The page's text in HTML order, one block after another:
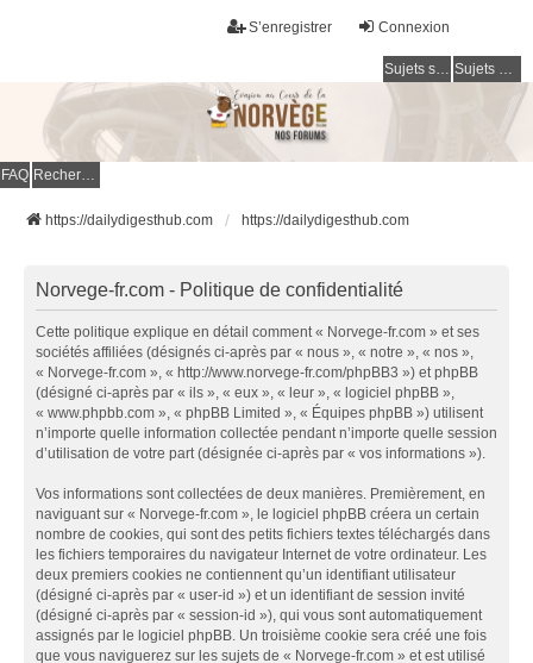
Connexion
S’enregistrer
Sujets sans réponse Sujets actifs
FAQ Rechercher
https://dailydigesthub.com https://dailydigesthub.com
Norvege-fr.com - Politique de confidentialité
Cette politique explique en détail comment « Norvege-fr.com » et ses
sociétés affiliées (désignés ci-après par « nous », « notre », « nos »,
« Norvege-fr.com », « http://www.norvege-fr.com/phpBB3 ») et phpBB
(désigné ci-après par « ils », « eux », « leur », « logiciel phpBB »,
« www.phpbb.com », « phpBB Limited », « Équipes phpBB ») utilisent
n’importe quelle information collectée pendant n’importe quelle session
d’utilisation de votre part (désignée ci-après par « vos informations »).
Vos informations sont collectées de deux manières. Premièrement, en
naviguant sur « Norvege-fr.com », le logiciel phpBB créera un certain
nombre de cookies, qui sont des petits fichiers textes téléchargés dans
les fichiers temporaires du navigateur Internet de votre ordinateur. Les
deux premiers cookies ne contiennent qu’un identifiant utilisateur
(désigné ci-après par « user-id ») et un identifiant de session invité
(désigné ci-après par « session-id »), qui vous sont automatiquement
assignés par le logiciel phpBB. Un troisième cookie sera créé une fois
que vous naviguerez sur les sujets de « Norvege-fr.com » et est utilisé